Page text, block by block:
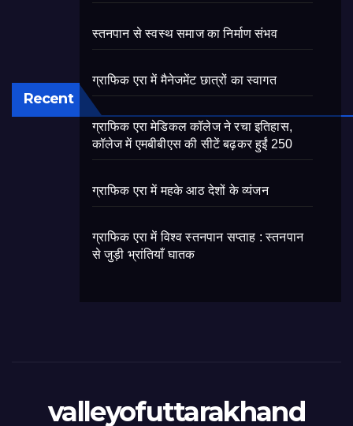
Recent
स्तनपान से स्वस्थ समाज का निर्माण संभव
ग्राफिक एरा में मैनेजमेंट छात्रों का स्वागत
ग्राफिक एरा मेडिकल कॉलेज ने रचा इतिहास,
कॉलेज में एमबीबीएस की सीटें बढ़कर हुईं 250
ग्राफिक एरा में महके आठ देशों के व्यंजन
ग्राफिक एरा में विश्व स्तनपान सप्ताह : स्तनपान
से जुड़ी भ्रांतियाँ घातक
valleyofuttarakhand